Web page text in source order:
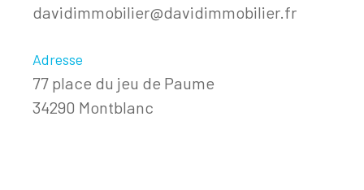
davidimmobilier@davidimmobilier.fr
Adresse
77 place du jeu de Paume
34290 Montblanc